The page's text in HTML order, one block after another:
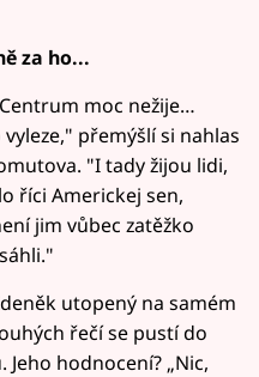
za ho...
moc nežije…
přemýšlí si nahlas
"I tady žijou lidi,
říci Americkej sen,
jim vůbec zatěžko
utopený na samém
řečí se pustí do
hodnocení? „Nic,